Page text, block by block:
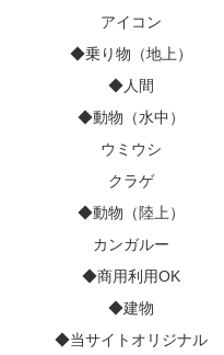
アイコン
◆乗り物（地上）
◆人間
◆動物（水中）
ウミウシ
クラゲ
◆動物（陸上）
カンガルー
◆商用利用OK
◆建物
◆当サイトオリジナル